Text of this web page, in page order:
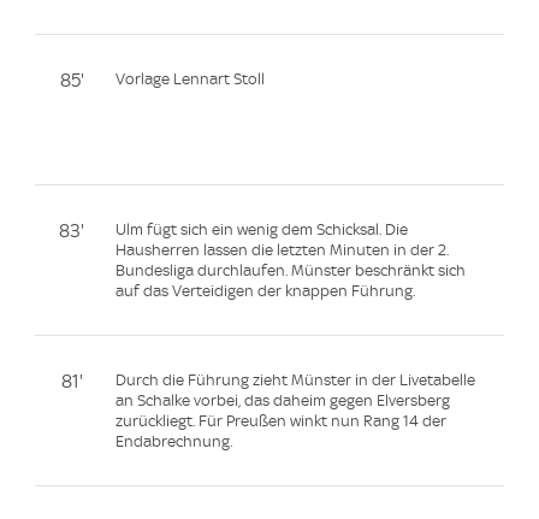
85' Vorlage Lennart Stoll
83'
Ulm fügt sich ein wenig dem Schicksal. Die
Hausherren lassen die letzten Minuten in der 2.
Bundesliga durchlaufen. Münster beschränkt sich
auf das Verteidigen der knappen Führung.
81'
Durch die Führung zieht Münster in der Livetabelle
an Schalke vorbei, das daheim gegen Elversberg
zurückliegt. Für Preußen winkt nun Rang 14 der
Endabrechnung.